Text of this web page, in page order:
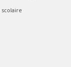
scolaire